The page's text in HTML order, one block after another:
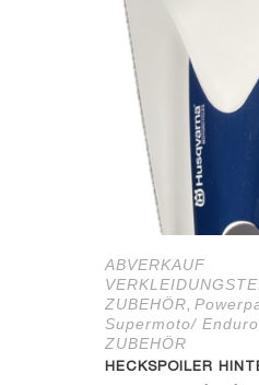
ABVERKAUF
ZUBEHÖR,
Supermoto/ Enduro
ZUBEHÖR
HECKSPOILER